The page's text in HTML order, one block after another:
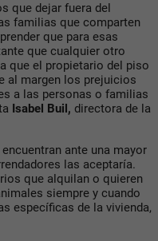
que dejar fuera del
familias que comparten
que para esas
que cualquier otro
que el propietario del piso
al margen los prejuicios
a las personas o familias
Isabel Buil, directora de la
ante una mayor
las aceptaría.
que alquilan o quieren
siempre y cuando
específicas de la vivienda,